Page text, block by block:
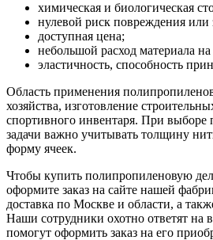
химическая и биологическая
нулевой риск повреждения или
доступная цена;
небольшой расход материала на
эластичность, способность
Область применения
хозяйства, изготовление
спортивного инвентаря. При выборе
задачи важно учитывать толщину
форму ячеек.
Чтобы купить полипропиленовую
оформите заказ на сайте нашей
доставка по Москве и области, а
Наши сотрудники охотно ответят на
помогут оформить заказ на его